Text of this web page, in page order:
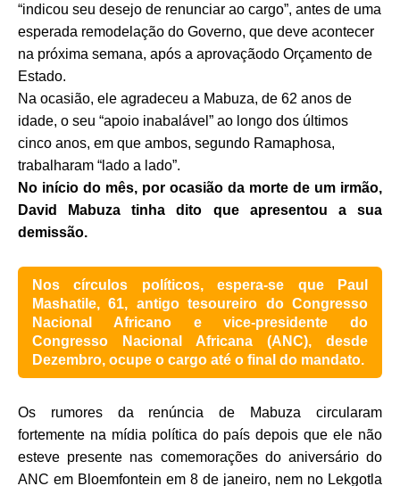
“indicou seu desejo de renunciar ao cargo”, antes de uma
esperada remodelação do Governo, que deve acontecer
na próxima semana, após a aprovaçãodo Orçamento de
Estado.
Na ocasião, ele agradeceu a Mabuza, de 62 anos de
idade, o seu “apoio inabalável” ao longo dos últimos
cinco anos, em que ambos, segundo Ramaphosa,
trabalharam “lado a lado”.
No início do mês, por ocasião da morte de um irmão,
David Mabuza tinha dito que apresentou a sua
demissão.
Nos círculos políticos, espera-se que Paul
Mashatile, 61, antigo tesoureiro do Congresso
Nacional Africano e vice-presidente do
Congresso Nacional Africana (ANC), desde
Dezembro, ocupe o cargo até o final do mandato.
Os rumores da renúncia de Mabuza circularam
fortemente na mídia política do país depois que ele não
esteve presente nas comemorações do aniversário do
ANC em Bloemfontein em 8 de janeiro, nem no Lekgotla